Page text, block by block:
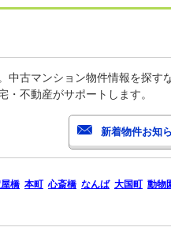
中古マンション物件情報を探す
不動産がサポートします。
橋 本町 心斎橋 なんば 大国町 動物